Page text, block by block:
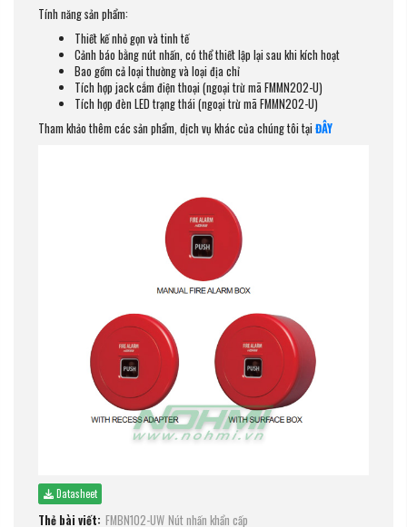
Tính năng sản phẩm:
Thiết kế nhỏ gọn và tinh tế
Cảnh báo bằng nút nhấn, có thể thiết lập lại sau khi kích hoạt
Bao gồm cả loại thường và loại địa chỉ
Tích hợp jack cắm điện thoại (ngoại trừ mã FMMN202-U)
Tích hợp đèn LED trạng thái (ngoại trừ mã FMMN202-U)
Tham khảo thêm các sản phẩm, dịch vụ khác của chúng tôi tại ĐÂY
Datasheet
Thẻ bài viết: FMBN102-UW Nút nhấn khẩn cấp